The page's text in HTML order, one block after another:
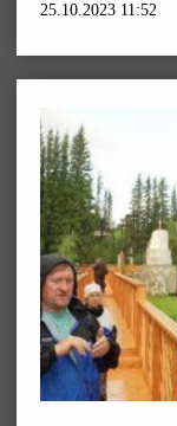
25.10.2023 11:52